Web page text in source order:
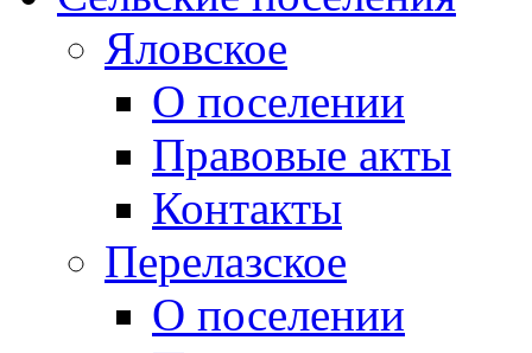
Яловское
О поселении
Правовые акты
Контакты
Перелазское
О поселении